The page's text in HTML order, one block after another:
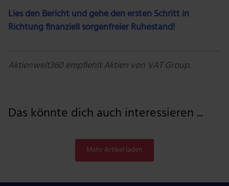
Lies den Bericht und gehe den ersten Schritt in
Richtung finanziell sorgenfreier Ruhestand!
Aktienwelt360 empfiehlt Aktien von VAT Group.
Das könnte dich auch interessieren ...
Mehr Artikel laden